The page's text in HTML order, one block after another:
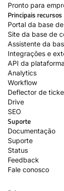
Pronto para
Principais recursos
Portal da base
Site da base de
Assistente da
Integrações e
API da plataforma
Analytics
Workflow
Deflector de
Drive
SEO
Suporte
Documentação
Suporte
Status
Feedback
Fale conosco